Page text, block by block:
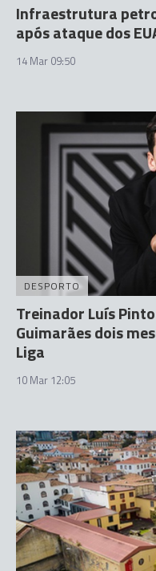
Infraestrutura
após ataque dos
14 Mar 09:50
DESPORTO
Treinador Luís
Guimarães dois
Liga
10 Mar 12:05